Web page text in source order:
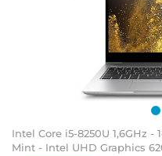
Intel Core i5-8250U 1,6GHz -
Mint - Intel UHD Graphics